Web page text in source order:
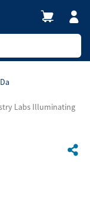
Labs Illuminating​